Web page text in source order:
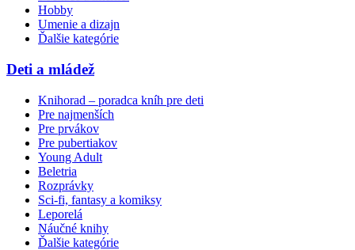
Hobby
Umenie a dizajn
Ďalšie kategórie
Deti a mládež
Knihorad – poradca kníh pre deti
Pre najmenších
Pre prvákov
Pre pubertiakov
Young Adult
Beletria
Rozprávky
Sci-fi, fantasy a komiksy
Leporelá
Náučné knihy
Ďalšie kategórie